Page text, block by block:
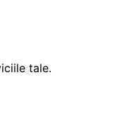
tale.